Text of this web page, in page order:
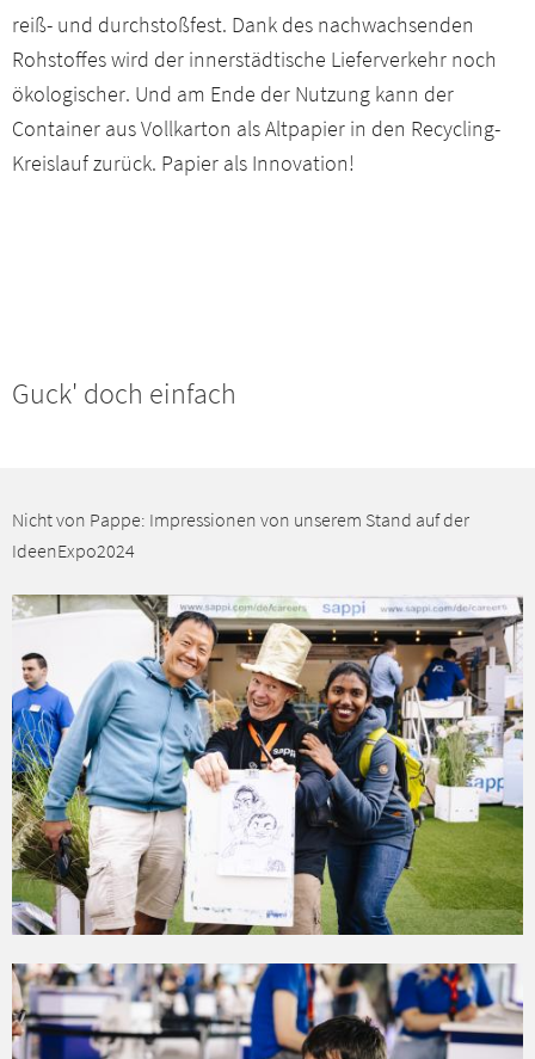
reiß- und durchstoßfest. Dank des nachwachsenden
Rohstoffes wird der innerstädtische Lieferverkehr noch
ökologischer. Und am Ende der Nutzung kann der
Container aus Vollkarton als Altpapier in den Recycling-
Kreislauf zurück. Papier als Innovation!
Guck' doch einfach
Nicht von Pappe: Impressionen von unserem Stand auf der
IdeenExpo2024